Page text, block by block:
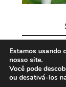
Estamos usando
nosso site.
Você pode
ou desativá-los